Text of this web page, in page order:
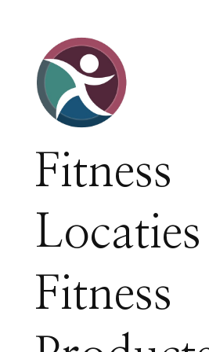
Fitness
Fitness